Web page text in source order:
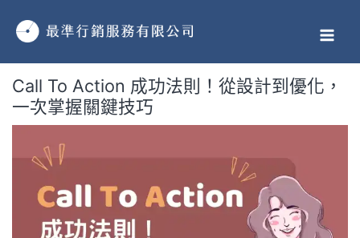
Call To Action 成功法則！從設計到優化，
一次掌握關鍵技巧